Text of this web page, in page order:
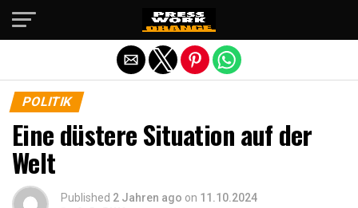
POLITIK
Eine düstere Situation auf der
Welt
Published 2 Jahren ago on 11.10.2024
Die mobile Version verlassen